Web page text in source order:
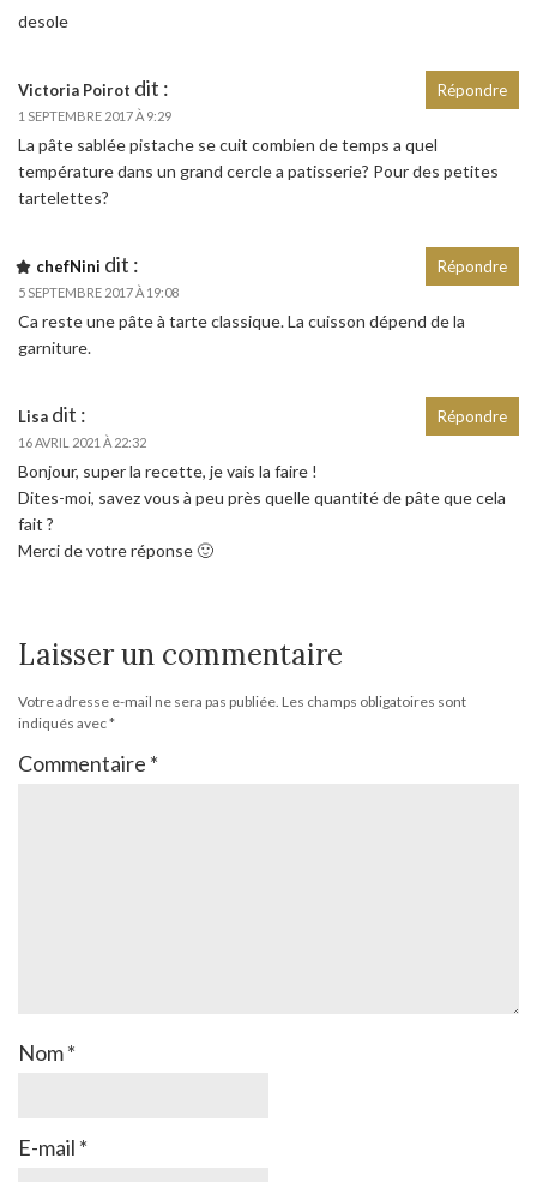
desole
Victoria Poirot dit :
1 SEPTEMBRE 2017 À 9:29
La pâte sablée pistache se cuit combien de temps a quel
température dans un grand cercle a patisserie? Pour des petites
tartelettes?
Répondre
chefNini dit :
5 SEPTEMBRE 2017 À 19:08
Ca reste une pâte à tarte classique. La cuisson dépend de la
garniture.
Répondre
Lisa dit :
16 AVRIL 2021 À 22:32
Bonjour, super la recette, je vais la faire !
Dites-moi, savez vous à peu près quelle quantité de pâte que cela
fait ?
Merci de votre réponse 🙂
Répondre
Laisser un commentaire
Votre adresse e-mail ne sera pas publiée. Les champs obligatoires sont
indiqués avec*
Commentaire *
Nom*
E-mail *